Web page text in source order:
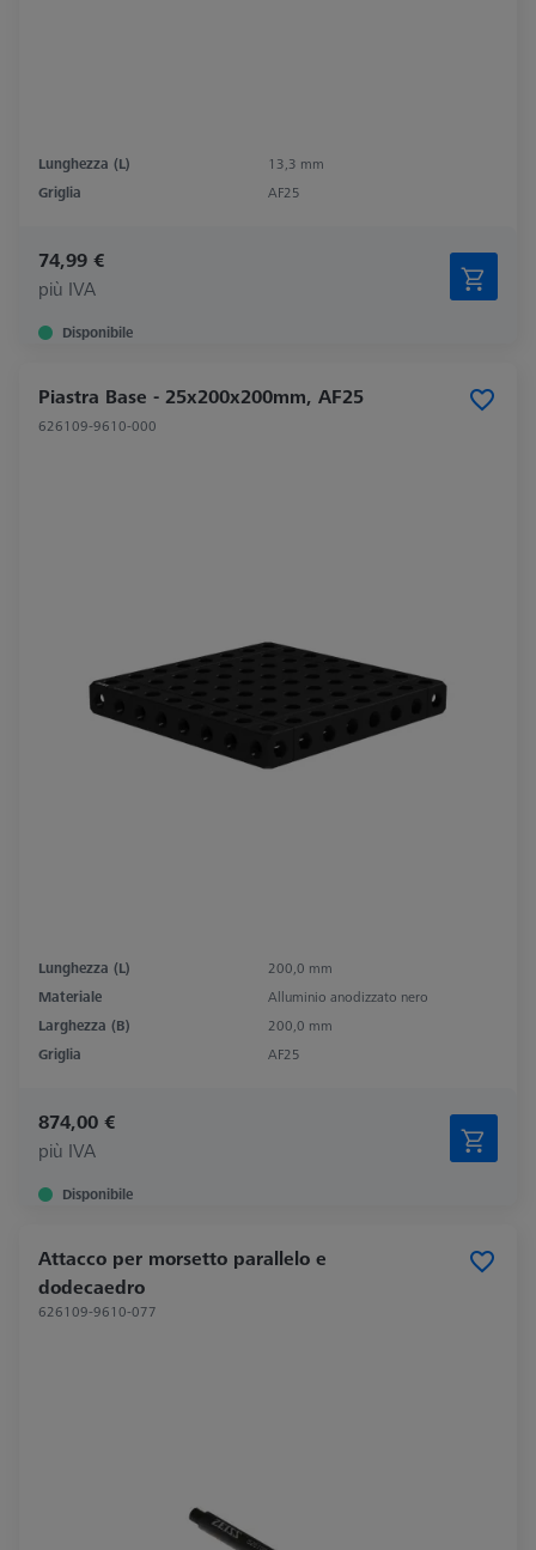
Lunghezza (L)
13,3 mm
Griglia
AF25
74,99 €
più IVA
Disponibile
Piastra Base - 25x200x200mm, AF25
626109-9610-000
Lunghezza (L)
200,0 mm
Materiale
Alluminio anodizzato nero
Larghezza (B)
200,0 mm
Griglia
AF25
874,00 €
più IVA
Disponibile
Attacco per morsetto parallelo e
dodecaedro
626109-9610-077